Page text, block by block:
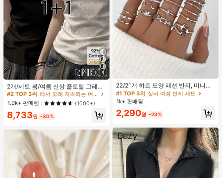
9
2개/세트 봄/여름 신상 플로럴 그레이
+ 블랙 반팔 티셔츠, 여성 슬림핏 솔리
드 컬러 언더셔츠 캐주얼
#2 TOP 3위
에서 오래 지속되는 여성 상의, 블라우스 & 티
높은 재방문 고객
#2 TOP 3위
에서 오래 지속되는 여성 상의, 블라우스 & 티
높은 재방문 고객
#2 TOP 3위
에서 오래 지속되는 여성 상의, 블라우스 & 티
높은 재방문 고객
#2 TOP 3위
에서 오래 지속되는 여성 상의, 블라우스 & 티
높은 재방문 고객
1.9k+ 판매됨 (1000+)
8,733원 -30%
22/21개 하트 모양 패션 반지, 미니멀
리스트 크리스탈 임베디드 보헤미안
기하학 반지 세트, 발렌타인데이, 어머
니날 선물
#1 TOP 3위
실버 여성 반지 세트
거의 매진!
#1 TOP 3위 실버 여성 반지 세트
거의 매진!
#1 TOP 3위 실버 여성 반지 세트
거의 매진!
#1 TOP 3위
실버 여성 반지 세트
1k+ 판매됨
2,290원 -23%